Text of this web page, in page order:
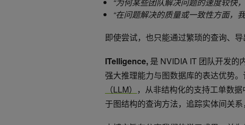
“为何某些团队解决问题的速度较快
“在问题解决的质量或一致性方面，
即使尝试，也只能通过繁琐的查询、导
ITelligence, 是 NVIDIA IT 团队开发的
强大推理能力与图数据库的表达优势
（LLM）
，从非结构化的支持工单数
于图结构的查询方法，追踪实体间关